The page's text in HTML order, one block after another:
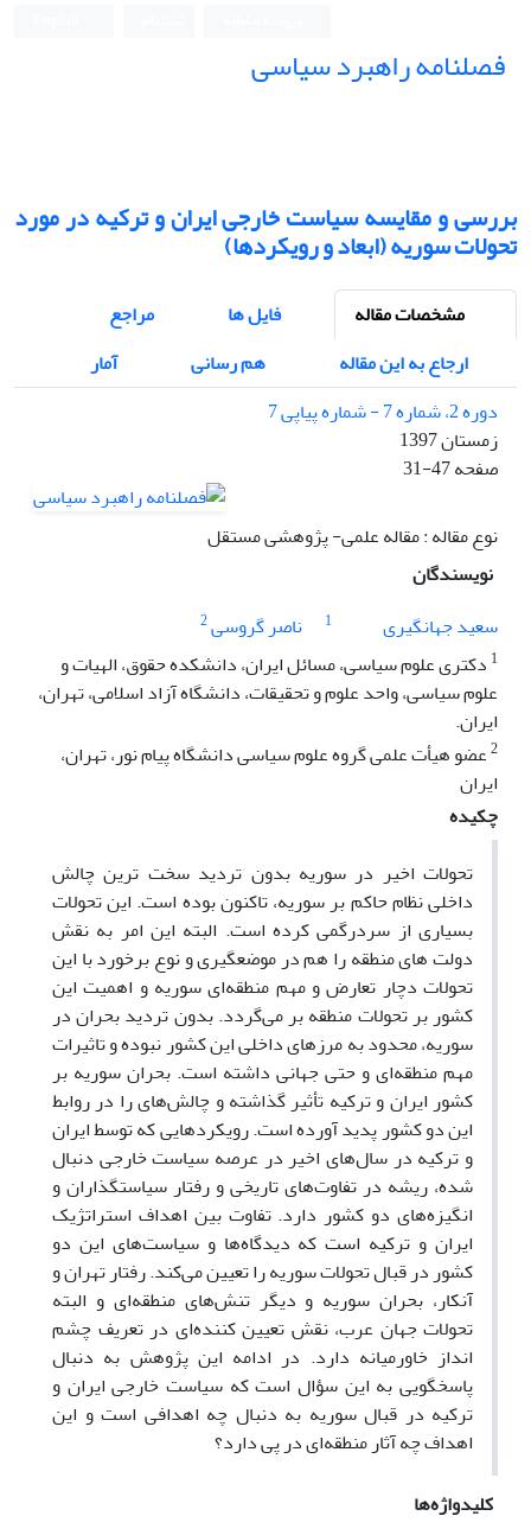
فصلنامه راهبرد سیاسی
بررسی و مقایسه سیاست خارجی ایران و ترکیه در مورد
تحولات سوریه (ابعاد و رویکردها)
مشخصات مقاله فایل ها
مراجع
ارجاع به این مقاله
هم رسانی
آمار
دوره 2، شماره 7 - شماره پیاپی 7
زمستان 1397
صفحه31-47
نوع مقاله : مقاله علمی- پژوهشی مستقل
نویسندگان
سعید جهانگیری
1 ناصر گروسی2
1 دکتری علوم سیاسی، مسائل ایران، دانشکده حقوق، الهیات و
علوم سیاسی، واحد علوم و تحقیقات، دانشگاه آزاد اسلامی، تهران،
ایران.
2عضو هیأت علمی گروه علوم سیاسی دانشگاه پیام نور، تهران،
ایران
چکیده
تحولات اخیر در سوریه بدون تردید سخت ترین چالش
داخلی نظام حاکم بر سوریه، تاکنون بوده است. این تحولات
بسیاری از سردرگمی کرده است. البته این امر به نقش
دولت های منطقه را هم در موضعگیری و نوع برخورد با این
تحولات دچار تعارض و مهم منطقه‌ای سوریه و اهمیت این
کشور بر تحولات منطقه بر می‌گردد. بدون تردید بحران در
سوریه، محدود به مرزهای داخلی این کشور نبوده و تاثیرات
مهم منطقه‌ای و حتی جهانی داشته است. بحران سوریه بر
کشور ایران و ترکیه تأثیر گذاشته و چالش‌های را در روابط
این دو کشور پدید آورده است. رویکردهایی که توسط ایران
و ترکیه در سال‌های اخیر در عرصه سیاست خارجی دنبال
شده، ریشه در تفاوت‌های تاریخی و رفتار سیاستگذاران و
انگیزه‌های دو کشور دارد. تفاوت بین اهداف استراتژیک
ایران و ترکیه است که دیدگاه‌ها و سیاست‌های این دو
کشور در قبال تحولات سوریه را تعیین می‌کند. رفتار تهران و
آنکار، بحران سوریه و دیگر تنش‌های منطقه‌ای و البته
تحولات جهان عرب، نقش تعیین کننده‌ای در تعریف چشم
انداز خاورمیانه دارد. در ادامه این پژوهش به دنبال
پاسخگویی به این سؤال است که سیاست خارجی ایران و
ترکیه در قبال سوریه به دنبال چه اهدافی است و این
اهداف چه آثار منطقه‌ای در پی دارد؟
کلیدواژه‌ها